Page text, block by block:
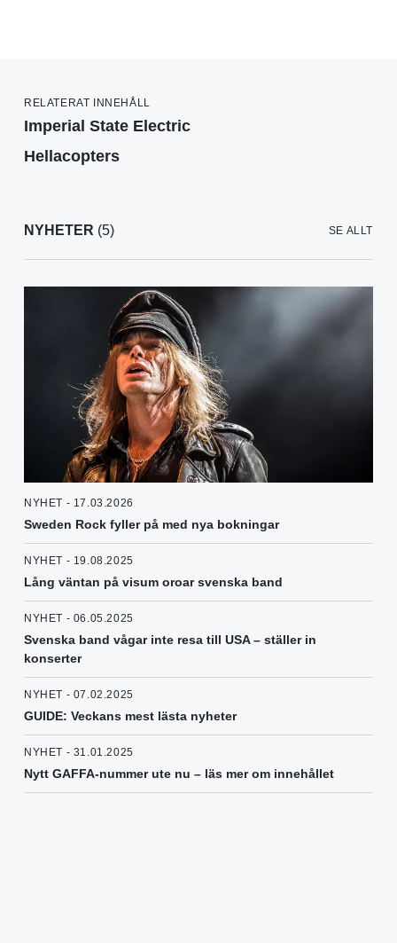
RELATERAT INNEHÅLL
Imperial State Electric
Hellacopters
NYHETER (5) SE ALLT
NYHET - 17.03.2026
Sweden Rock fyller på med nya bokningar
NYHET - 19.08.2025
Lång väntan på visum oroar svenska band
NYHET - 06.05.2025
Svenska band vågar inte resa till USA – ställer in
konserter
NYHET - 07.02.2025
GUIDE: Veckans mest lästa nyheter
NYHET - 31.01.2025
Nytt GAFFA-nummer ute nu – läs mer om innehållet